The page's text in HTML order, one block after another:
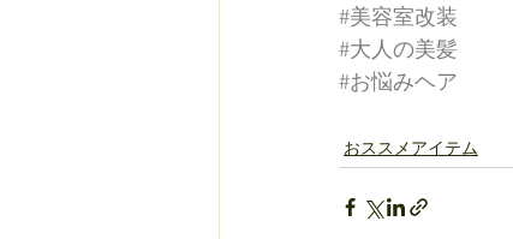
#美容室改装
#大人の美髪
#お悩みヘア
おススメアイテム